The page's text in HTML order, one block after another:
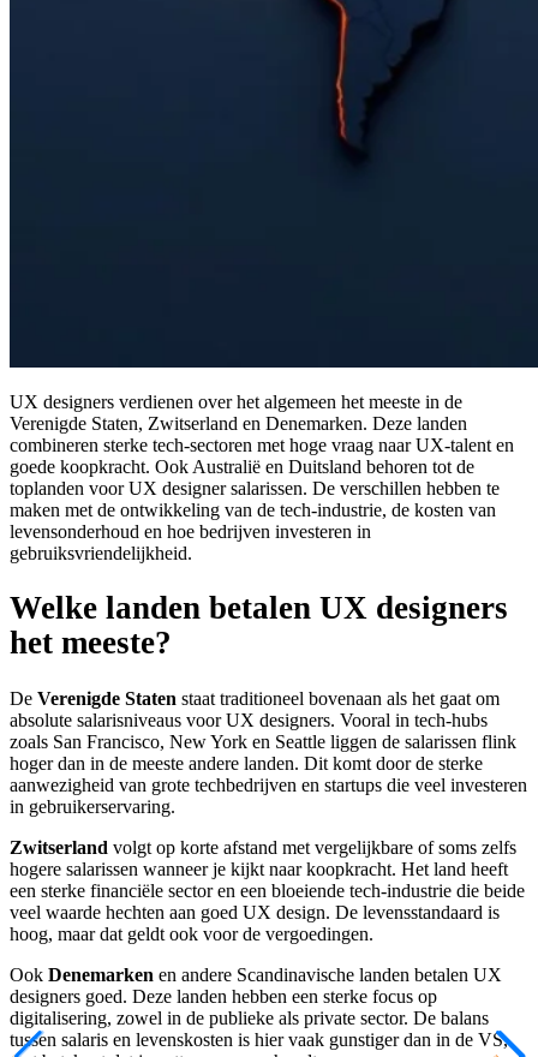
UX designers verdienen over het algemeen het meeste in de
Verenigde Staten, Zwitserland en Denemarken. Deze landen
combineren sterke tech-sectoren met hoge vraag naar UX-talent en
goede koopkracht. Ook Australië en Duitsland behoren tot de
toplanden voor UX designer salarissen. De verschillen hebben te
maken met de ontwikkeling van de tech-industrie, de kosten van
levensonderhoud en hoe bedrijven investeren in
gebruiksvriendelijkheid.
Welke landen betalen UX designers
het meeste?
De Verenigde Staten staat traditioneel bovenaan als het gaat om
absolute salarisniveaus voor UX designers. Vooral in tech-hubs
zoals San Francisco, New York en Seattle liggen de salarissen flink
hoger dan in de meeste andere landen. Dit komt door de sterke
aanwezigheid van grote techbedrijven en startups die veel investeren
in gebruikerservaring.
Zwitserland volgt op korte afstand met vergelijkbare of soms zelfs
hogere salarissen wanneer je kijkt naar koopkracht. Het land heeft
een sterke financiële sector en een bloeiende tech-industrie die beide
veel waarde hechten aan goed UX design. De levensstandaard is
hoog, maar dat geldt ook voor de vergoedingen.
Ook Denemarken en andere Scandinavische landen betalen UX
designers goed. Deze landen hebben een sterke focus op
digitalisering, zowel in de publieke als private sector. De balans
tussen salaris en levenskosten is hier vaak gunstiger dan in de VS,